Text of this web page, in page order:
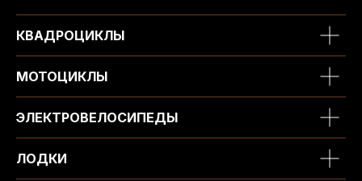
КВАДРОЦИКЛЫ
МОТОЦИКЛЫ
ЭЛЕКТРОВЕЛОСИПЕДЫ
ЛОДКИ